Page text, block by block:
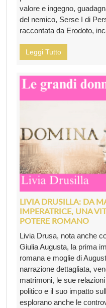
valore e ingegno,
del nemico, Serse I di
raccontata da Erodoto,
Leggi Tutto
LIVIA DRUSILLA: DA
IMPERATRICE, UNA
POTERE ROMANO
Livia Drusa, nota anche
Giulia Augusta, la prima
romana e moglie di
narrazione dettagliata,
matrimoni, le sue
politico e il suo impatto
esplorano anche le